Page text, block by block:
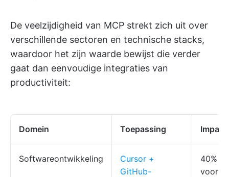
De veelzijdigheid van MCP strekt zich uit over
verschillende sectoren en technische stacks,
waardoor het zijn waarde bewijst die verder
gaat dan eenvoudige integraties van
productiviteit:
Domein Toepassing
Softwareontwikkeling
Cursor +
GitHub-
40%
voor